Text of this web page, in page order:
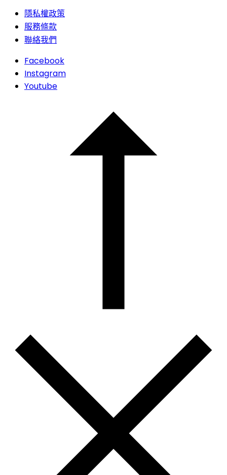
隱私權政策
服務條款
聯絡我們
Facebook
Instagram
Youtube